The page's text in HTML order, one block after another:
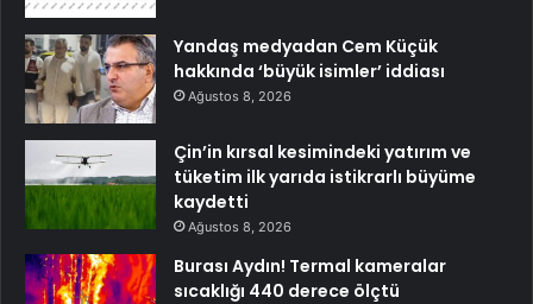
Yandaş medyadan Cem Küçük
hakkında ‘büyük isimler’ iddiası
Ağustos 8, 2026
Çin’in kırsal kesimindeki yatırım ve
tüketim ilk yarıda istikrarlı büyüme
kaydetti
Ağustos 8, 2026
Burası Aydın! Termal kameralar
sıcaklığı 440 derece ölçtü